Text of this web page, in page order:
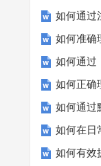
如何通过
如何准确
如何通过
如何正确
如何通过
如何在日
如何有效